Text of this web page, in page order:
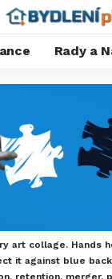
Rady a
art collage. Hands
it against blue
retention, merger,